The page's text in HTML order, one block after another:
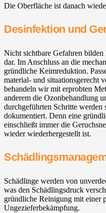
Die Oberfläche ist danach
Desinfektion und
Nicht sichtbare Gefahren
dar. Im Anschluss an die
gründliche Keimreduktion.
material- und situationsgerecht
behandeln wir mit erprobten
anderem die Ozonbehandlung
durchgeführten Schritte werden
dokumentiert. Denn eine
einschließt immer die
wieder wiederhergestellt ist.
Schädlinge werden von
was den Schädlingsdruck
gründliche Reinigung mit einer
Ungezieferbekämpfung.